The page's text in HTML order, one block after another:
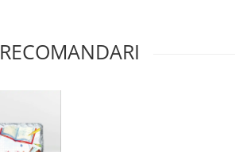
RECOMANDARI